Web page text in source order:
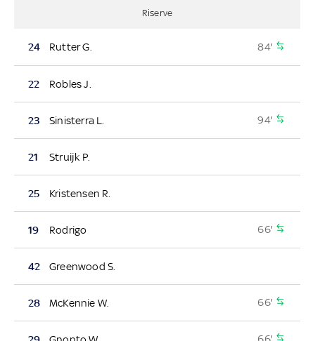
Riserve
24 Rutter G. 84'
22 Robles J.
23 Sinisterra L. 94'
21 Struijk P.
25 Kristensen R.
19 Rodrigo 66'
42 Greenwood S.
28 McKennie W. 66'
66'